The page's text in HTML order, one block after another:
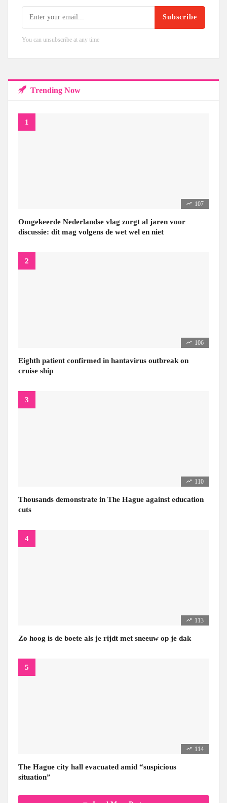
Subscribe
You can unsubscribe at any time
Trending Now
107
Omgekeerde Nederlandse vlag zorgt al jaren voor
discussie: dit mag volgens de wet wel en niet
106
Eighth patient confirmed in hantavirus outbreak on
cruise ship
110
Thousands demonstrate in The Hague against education
cuts
113
Zo hoog is de boete als je rijdt met sneeuw op je dak
114
The Hague city hall evacuated amid “suspicious
situation”